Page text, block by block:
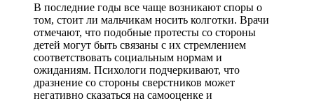
В последние годы все чаще возникают споры о
том, стоит ли мальчикам носить колготки. Врачи
отмечают, что подобные протесты со стороны
детей могут быть связаны с их стремлением
соответствовать социальным нормам и
ожиданиям. Психологи подчеркивают, что
дразнение со стороны сверстников может
негативно сказаться на самооценке и